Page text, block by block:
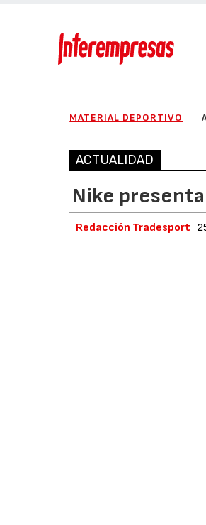
MATERIAL DEPORTIVO
ACTUALIDAD
Nike
Redacción Tradesport